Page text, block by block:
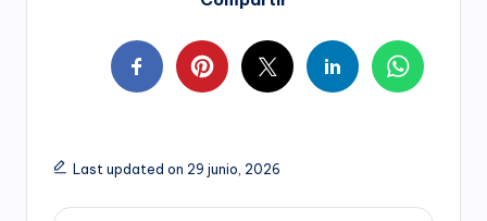
Last updated on 29 junio, 2026